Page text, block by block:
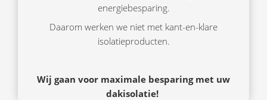
energiebesparing.
Daarom werken we niet met kant-en-klare
isolatieproducten.
Wij gaan voor maximale besparing met uw
dakisolatie!